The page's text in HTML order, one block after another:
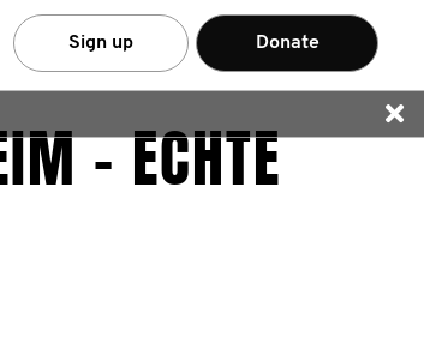
Sign up Donate
- ECHTE